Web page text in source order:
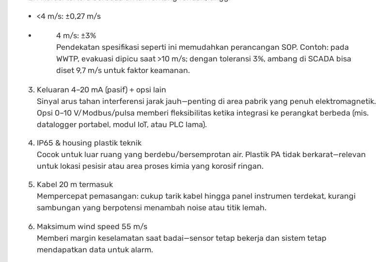
<4 m/s: ±0,27 m/s
4 m/s: ±3%
Pendekatan spesifikasi seperti ini memudahkan perancangan SOP. Contoh: pada
WWTP, evakuasi dipicu saat >10 m/s; dengan toleransi 3%, ambang di SCADA bisa
diset 9,7 m/s untuk faktor keamanan.
Keluaran 4–20 mA (pasif) + opsi lain
Sinyal arus tahan interferensi jarak jauh—penting di area pabrik yang penuh elektromagnetik.
Opsi 0–10 V/Modbus/pulsa memberi fleksibilitas ketika integrasi ke perangkat berbeda (mis.
datalogger portabel, modul IoT, atau PLC lama).
IP65 & housing plastik teknik
Cocok untuk luar ruang yang berdebu/bersemprotan air. Plastik PA tidak berkarat—relevan
untuk lokasi pesisir atau area proses kimia yang korosif ringan.
Kabel 20 m termasuk
Mempercepat pemasangan: cukup tarik kabel hingga panel instrumen terdekat, kurangi
sambungan yang berpotensi menambah noise atau titik lemah.
Maksimum wind speed 55 m/s
Memberi margin keselamatan saat badai—sensor tetap bekerja dan sistem tetap
mendapatkan data untuk alarm.